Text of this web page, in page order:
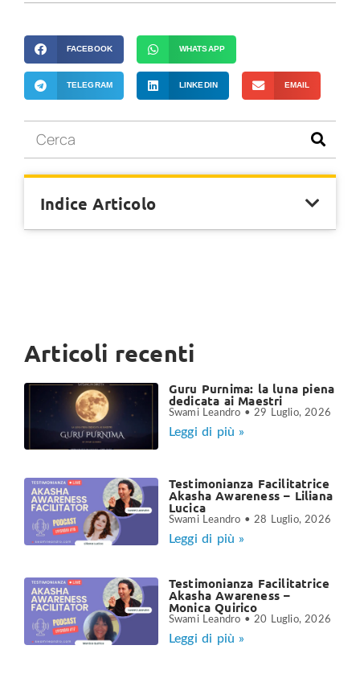
FACEBOOK WHATSAPP
TELEGRAM LINKEDIN EMAIL
Indice Articolo
Articoli recenti
Guru Purnima: la luna piena
dedicata ai Maestri
Swami Leandro 29 Luglio, 2026
Leggi di più »
Testimonianza Facilitatrice
Akasha Awareness – Liliana
Lucica
Swami Leandro 28 Luglio, 2026
Leggi di più »
Testimonianza Facilitatrice
Akasha Awareness –
Monica Quirico
Swami Leandro 20 Luglio, 2026
Leggi di più »